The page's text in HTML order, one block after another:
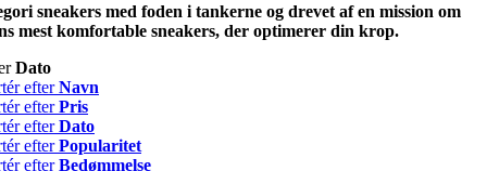
sneakers med foden i tankerne og drevet af en mission om
mest komfortable sneakers, der optimerer din krop.
Dato
efterNavn
efterPris
efterDato
efterPopularitet
efterBedømmelse